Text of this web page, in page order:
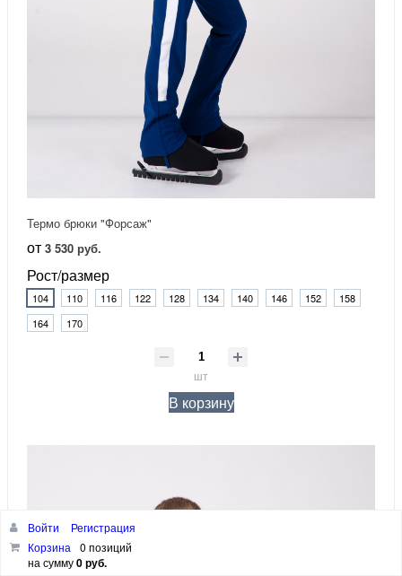
Термо брюки "Форсаж"
от 3 530 руб.
Рост/размер
104 110 116 122 128 134 140 146 152
158
164
170
шт
В корзину
Войти
Регистрация
Корзина
0 позиций
на сумму0 руб.